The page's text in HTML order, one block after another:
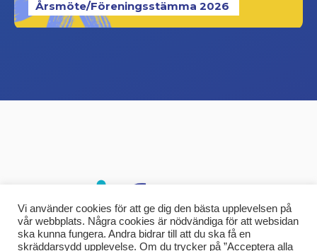
Årsmöte/Föreningsstämma 2026
Vi använder cookies för att ge dig den bästa upplevelsen på
vår webbplats. Några cookies är nödvändiga för att websidan
ska kunna fungera. Andra bidrar till att du ska få en
skräddarsydd upplevelse. Om du trycker på ”Acceptera alla